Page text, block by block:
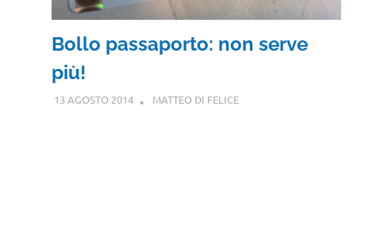
Bollo passaporto: non serve
più!
13 AGOSTO 2014 MATTEO DI FELICE